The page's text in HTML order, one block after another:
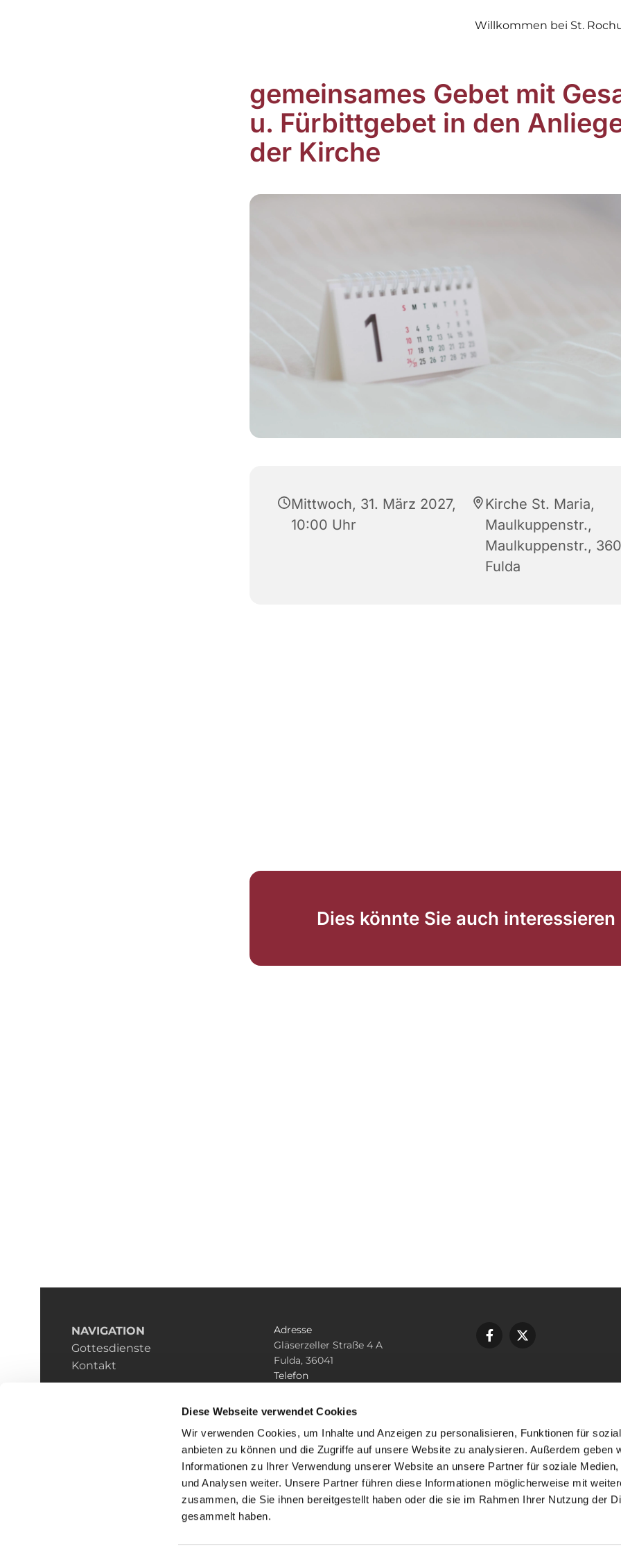
Diese Webseite verwendet Cookies
Wir verwenden Cookies, um Inhalte und Anzeigen zu personalisieren, Funktionen für
anbieten zu können und die Zugriffe auf unsere Website zu analysieren. Außerdem geben
Informationen zu Ihrer Verwendung unserer Website an unsere Partner für soziale Medien,
und Analysen weiter. Unsere Partner führen diese Informationen möglicherweise mit
zusammen, die Sie ihnen bereitgestellt haben oder die sie im Rahmen Ihrer Nutzung der
gesammelt haben.
Willkommen bei St.
gemeinsames Gebet mit
u. Fürbittgebet in den
der Kirche
Mittwoch, 31. März 2027,
10:00 Uhr
Kirche St. Maria,
Maulkuppenstr.,
Maulkuppenstr.,
Fulda
Dies könnte Sie auch interessieren
NAVIGATION
Gottesdienste
Kontakt
Adresse
Gläserzeller Straße 4 A
Fulda, 36041
Telefon
E-mail
Impressum Datenschutzerklärung ChurchDesk-